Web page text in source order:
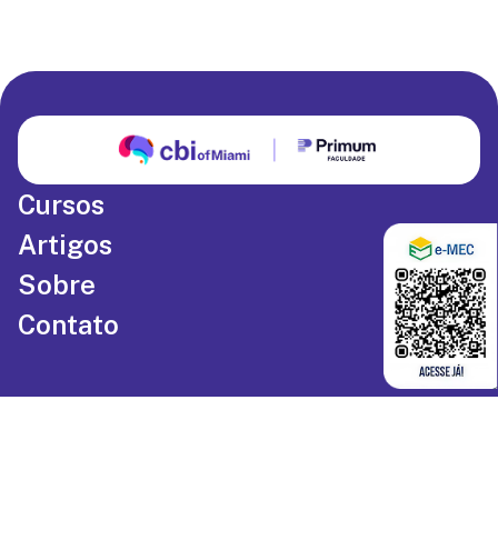
Cursos
Artigos
Sobre
Contato